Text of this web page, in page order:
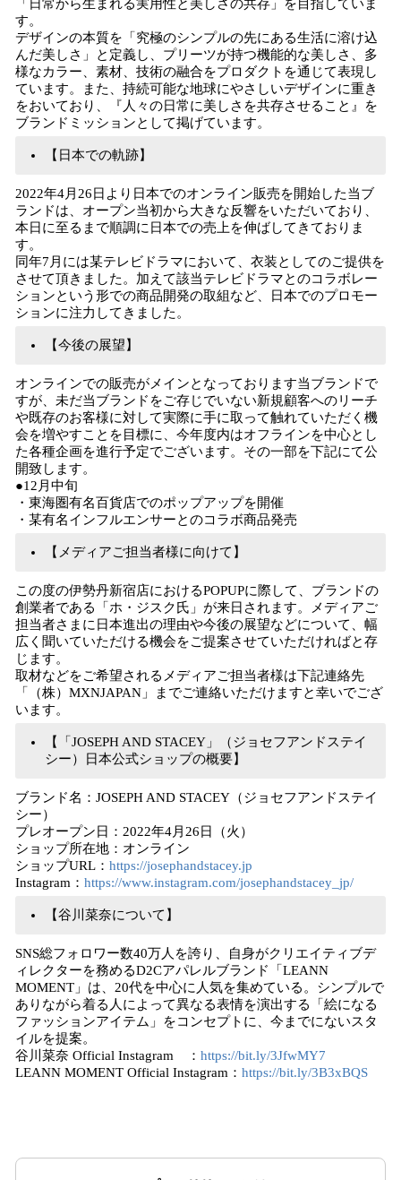
「日常から生まれる実用性と美しさの共存」を目指していま
す。
デザインの本質を「究極のシンプルの先にある生活に溶け込
んだ美しさ」と定義し、プリーツが持つ機能的な美しさ、多
様なカラー、素材、技術の融合をプロダクトを通じて表現し
ています。また、持続可能な地球にやさしいデザインに重き
をおいており、『人々の日常に美しさを共存させること』を
ブランドミッションとして掲げています。
【日本での軌跡】
2022年4月26日より日本でのオンライン販売を開始した当ブ
ランドは、オープン当初から大きな反響をいただいており、
本日に至るまで順調に日本での売上を伸ばしてきておりま
す。
同年7月には某テレビドラマにおいて、衣装としてのご提供を
させて頂きました。加えて該当テレビドラマとのコラボレー
ションという形での商品開発の取組など、日本でのプロモー
ションに注力してきました。
【今後の展望】
オンラインでの販売がメインとなっております当ブランドで
すが、未だ当ブランドをご存じでいない新規顧客へのリーチ
や既存のお客様に対して実際に手に取って触れていただく機
会を増やすことを目標に、今年度内はオフラインを中心とし
た各種企画を進行予定でございます。その一部を下記にて公
開致します。
●12月中旬
・東海圏有名百貨店でのポップアップを開催
・某有名インフルエンサーとのコラボ商品発売
【メディアご担当者様に向けて】
この度の伊勢丹新宿店におけるPOPUPに際して、ブランドの
創業者である「ホ・ジスク氏」が来日されます。メディアご
担当者さまに日本進出の理由や今後の展望などについて、幅
広く聞いていただける機会をご提案させていただければと存
じます。
取材などをご希望されるメディアご担当者様は下記連絡先
「（株）MXNJAPAN」までご連絡いただけますと幸いでござ
います。
【「JOSEPH AND STACEY」（ジョセフアンドステイ
シー）日本公式ショップの概要】
ブランド名：JOSEPH AND STACEY（ジョセフアンドステイ
シー）
プレオープン日：2022年4月26日（火）
ショップ所在地：オンライン
ショップURL： https://josephandstacey.jp
Instagram： https://www.instagram.com/josephandstacey_jp/
【谷川菜奈について】
SNS総フォロワー数40万人を誇り、自身がクリエイティブデ
ィレクターを務めるD2Cアパレルブランド「LEANN
MOMENT」は、20代を中心に人気を集めている。シンプルで
ありながら着る人によって異なる表情を演出する「絵になる
ファッションアイテム」をコンセプトに、今までにないスタ
イルを提案。
谷川菜奈 Official Instagram ： https://bit.ly/3JfwMY7
LEANN MOMENT Official Instagram： https://bit.ly/3B3xBQS